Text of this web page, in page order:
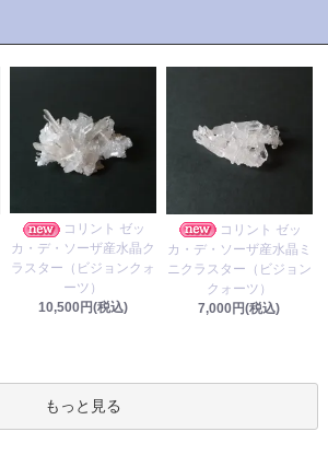
コリント ゼッ
カ・デ・ソーザ産水晶ク
ラスター（ビジョンクォ
ーツ）
10,500円(税込)
コリント ゼッ
カ・デ・ソーザ産水晶ミ
ニクラスター（ビジョン
クォーツ）
7,000円(税込)
もっと見る